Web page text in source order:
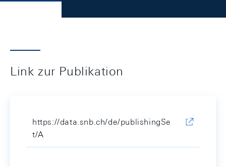
Link zur Publikation
https://data.snb.ch/de/publishingSe
t/A